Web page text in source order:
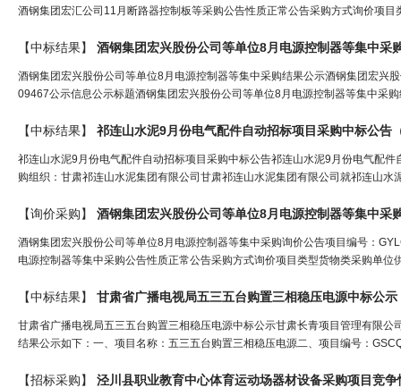
酒钢集团宏汇公司11月断路器控制板等采购公告性质正常公告采购方式询价项
【中标结果】 酒钢集团宏兴股份公司等单位8月电源控制器等集中采
酒钢集团宏兴股份公司等单位8月电源控制器等集中采购结果公示酒钢集团宏兴
09467公示信息公示标题酒钢集团宏兴股份公司等单位8月电源控制器等集中采
【中标结果】 祁连山水泥9月份电气配件自动招标项目采购中标公告
祁连山水泥9月份电气配件自动招标项目采购中标公告祁连山水泥9月份电气配
购组织：甘肃祁连山水泥集团有限公司甘肃祁连山水泥集团有限公司就祁连山
【询价采购】 酒钢集团宏兴股份公司等单位8月电源控制器等集中采
酒钢集团宏兴股份公司等单位8月电源控制器等集中采购询价公告项目编号：
电源控制器等集中采购公告性质正常公告采购方式询价项目类型货物类采购单
【中标结果】 甘肃省广播电视局五三五台购置三相稳压电源中标公示
甘肃省广播电视局五三五台购置三相稳压电源中标公示甘肃长青项目管理有限
结果公示如下：一、项目名称：五三五台购置三相稳压电源二、项目编号：
【招标采购】 泾川县职业教育中心体育运动场器材设备采购项目竞